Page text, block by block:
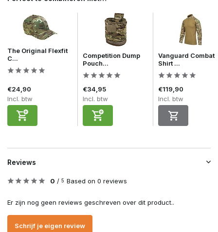
The Original Flexfit
C...
€24,90
Incl. btw
Competition Dump
Pouch...
€34,95
Incl. btw
Vanguard Combat
Shirt ...
€119,90
Incl. btw
Reviews
0 / 5 Based on 0 reviews
Er zijn nog geen reviews geschreven over dit product..
Schrijf je eigen review